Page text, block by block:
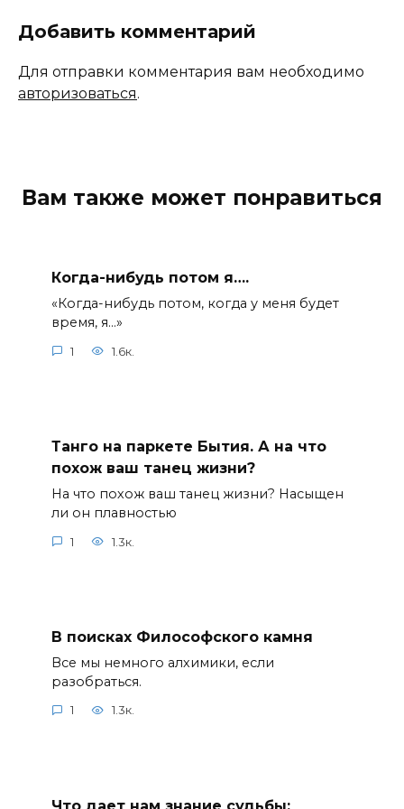
Добавить комментарий
Для отправки комментария вам необходимо
авторизоваться.
Вам также может понравиться
Когда-нибудь потом я….
«Когда-нибудь потом, когда у меня будет
время, я…»
1 1.6к.
Танго на паркете Бытия. А на что
похож ваш танец жизни?
На что похож ваш танец жизни? Насыщен
ли он плавностью
1 1.3к.
В поисках Философского камня
Все мы немного алхимики, если
разобраться.
1 1.3к.
Что дает нам знание судьбы: